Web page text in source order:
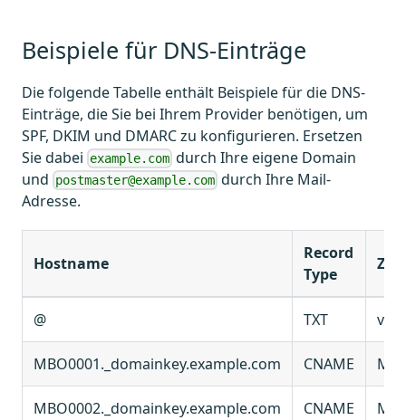
Beispiele für DNS-Einträge
Die folgende Tabelle enthält Beispiele für die DNS-
Einträge, die Sie bei Ihrem Provider benötigen, um
SPF, DKIM und DMARC zu konfigurieren. Ersetzen
Sie dabei example.com durch Ihre eigene Domain
und postmaster@example.com durch Ihre Mail-
Adresse.
Hostname
Record
Type
Ziel
@ TXT
MBO0001._domainkey.example.com CNAME
MBO0002._domainkey.example.com CNAME